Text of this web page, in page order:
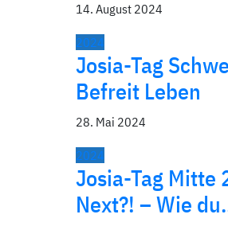
14. August 2024
2024
Josia-Tag
Befreit Leben
28. Mai 2024
2024
Josia-Tag Mitte
Next?! – Wie